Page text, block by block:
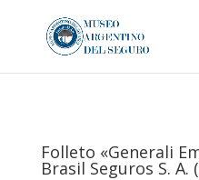
Folleto «Generali
Brasil Seguros S. A.